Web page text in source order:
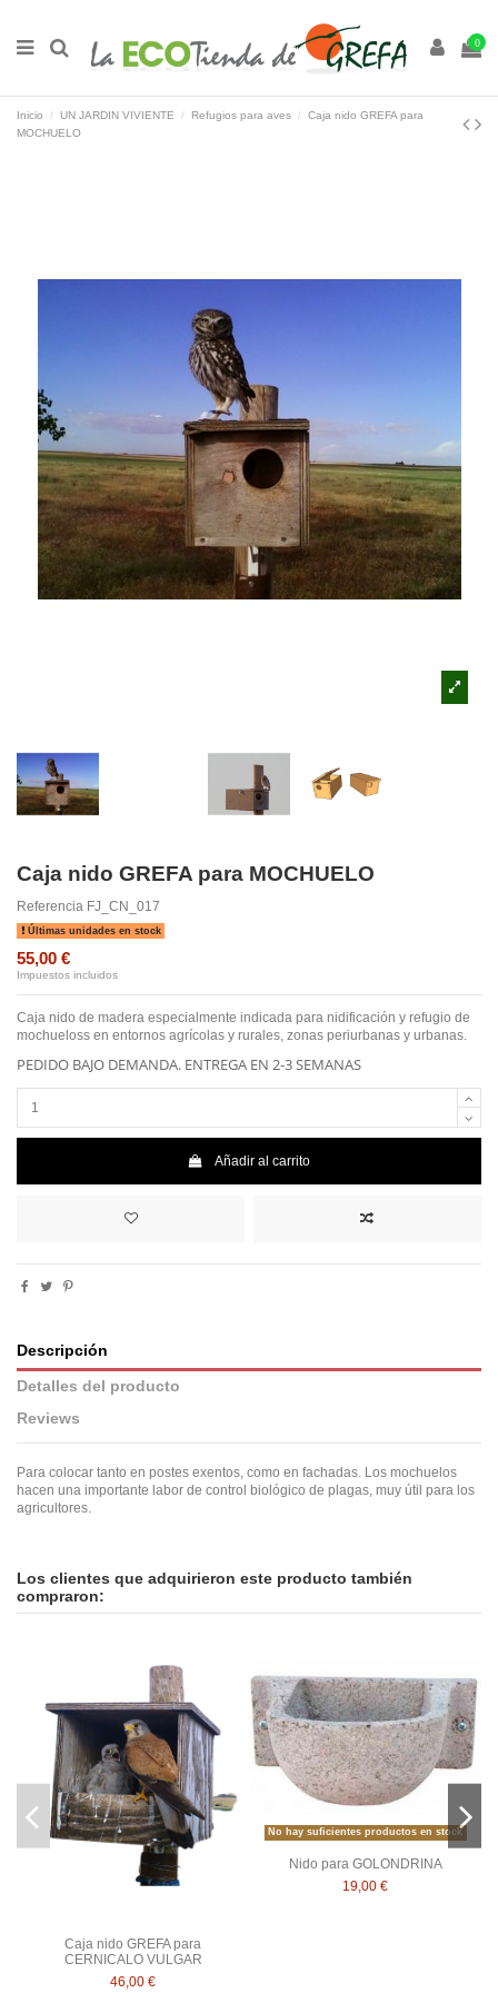
0
Inicio UN JARDIN VIVIENTE Refugios para aves
Caja nido GREFA para
MOCHUELO
Caja nido GREFA para MOCHUELO
Referencia FJ_CN_017
Últimas unidades en stock
55,00 €
Impuestos incluidos
Caja nido de madera especialmente indicada para nidificación y refugio de
mochueloss en entornos agrícolas y rurales, zonas periurbanas y urbanas.
PEDIDO BAJO DEMANDA. ENTREGA EN 2-3 SEMANAS
Añadir al carrito
Descripción
Detalles del producto
Reviews
Para colocar tanto en postes exentos, como en fachadas. Los mochuelos
hacen una importante labor de control biológico de plagas, muy útil para los
agricultores.
Los clientes que adquirieron este producto también
compraron:
Caja nido GREFA para
CERNICALO VULGAR
46,00 €
No hay suficientes productos en stock
Nido para GOLONDRINA
19,00 €